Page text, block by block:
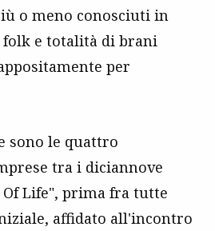
o meno conosciuti in
e totalità di brani
per
sono le quattro
tra i diciannove
Of Life", prima fra tutte
affidato all'incontro